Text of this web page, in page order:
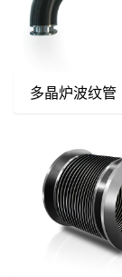
多晶炉波纹管